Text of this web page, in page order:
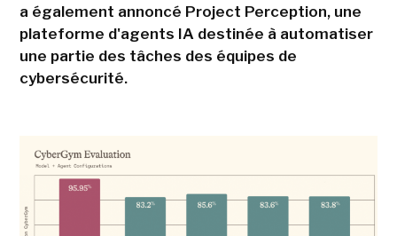
a également annoncé Project Perception, une
plateforme d'agents IA destinée à automatiser
une partie des tâches des équipes de
cybersécurité.